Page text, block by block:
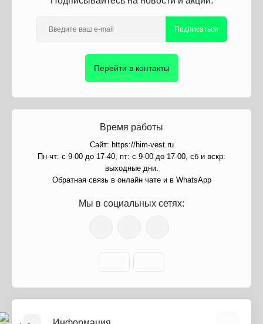
Подписаться
Перейти в контакты
Время работы
Сайт: https://him-vest.ru
Пн-чт: с 9-00 до 17-40, пт: с 9-00 до 17-00, сб и вскр:
выходные дни.
Обратная связь в онлайн чате и в WhatsApp
Мы в социальных сетях: